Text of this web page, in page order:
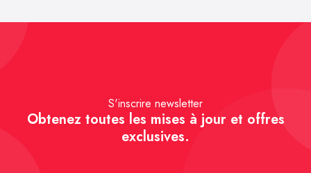
S'inscrire newsletter
Obtenez toutes les mises à jour et offres
exclusives.